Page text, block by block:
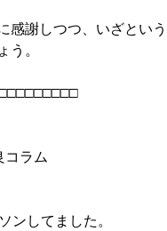
感謝しつつ、いざとい
。
ラム
ンしてました。